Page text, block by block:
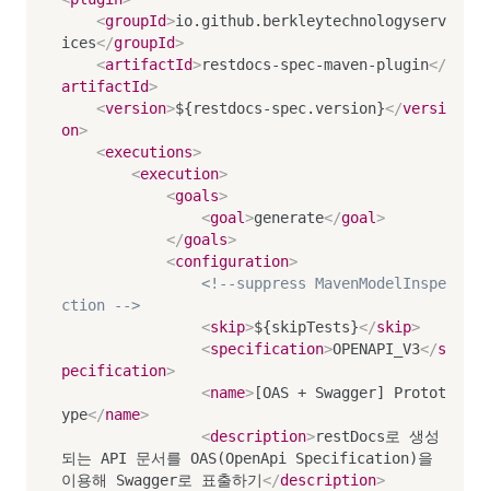
<groupId>io.github.berkleytechnologyserv
ices</groupId>
<artifactId>restdocs-spec-maven-plugin</
artifactId>
<version>${restdocs-spec.version}</versi
on>
<executions>
<execution>
<goals>
<goal>generate</goal>
</goals>
<configuration>
<!--suppress MavenModelInspe
ction -->
<skip>${skipTests}</skip>
<specification>OPENAPI_V3</s
pecification>
<name>[OAS + Swagger] Protot
ype</name>
<description>restDocs로 생성
되는 API 문서를 OAS(OpenApi Specification)을
이용해 Swagger로 표출하기</description>